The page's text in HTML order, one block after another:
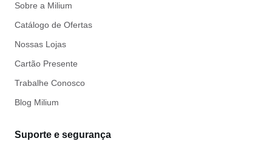
Sobre a Milium
Catálogo de Ofertas
Nossas Lojas
Cartão Presente
Trabalhe Conosco
Blog Milium
Suporte e segurança